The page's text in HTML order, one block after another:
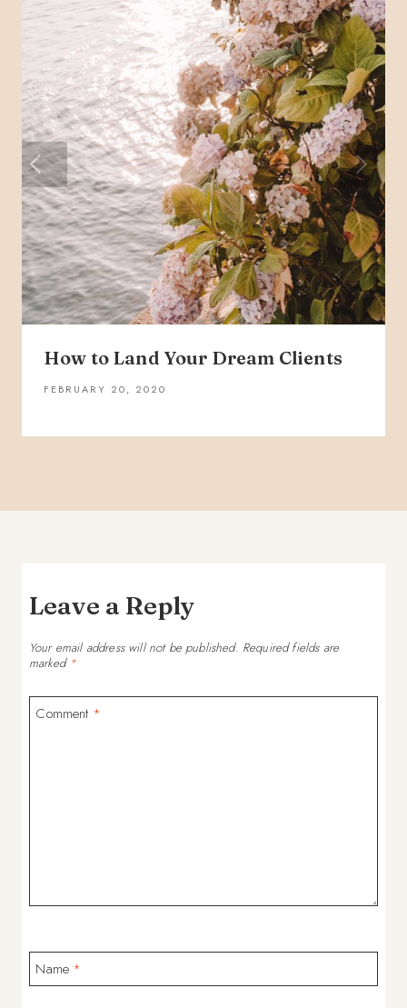
How to Land Your Dream Clients
FEBRUARY 20, 2020
Leave a Reply
Your email address will not be published. Required fields are
marked *
Comment *
Name *